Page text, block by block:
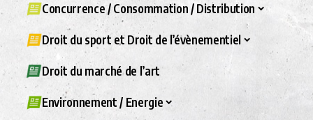
Concurrence / Consommation / Distribution
Droit du sport et Droit de l’évènementiel
Droit du marché de l’art
Environnement / Energie